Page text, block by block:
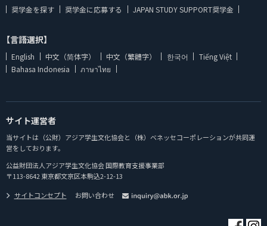
奨学金を探す 奨学金に応募する JAPAN STUDY SUPPORT奨学金
【言語選択】
English 中文（简体字） 中文（繁體字） 한국어
Tiếng Việt
Bahasa Indonesia
ภาษาไทย
サイト運営者
当サイトは（公財）アジア学生文化協会と（株）ベネッセコーポレーションが共同運
営をしております。
公益財団法人アジア学生文化協会 国際教育支援事業部
〒113-8642 東京都文京区本駒込2-12-13
サイトコンセプト
お問い合わせ